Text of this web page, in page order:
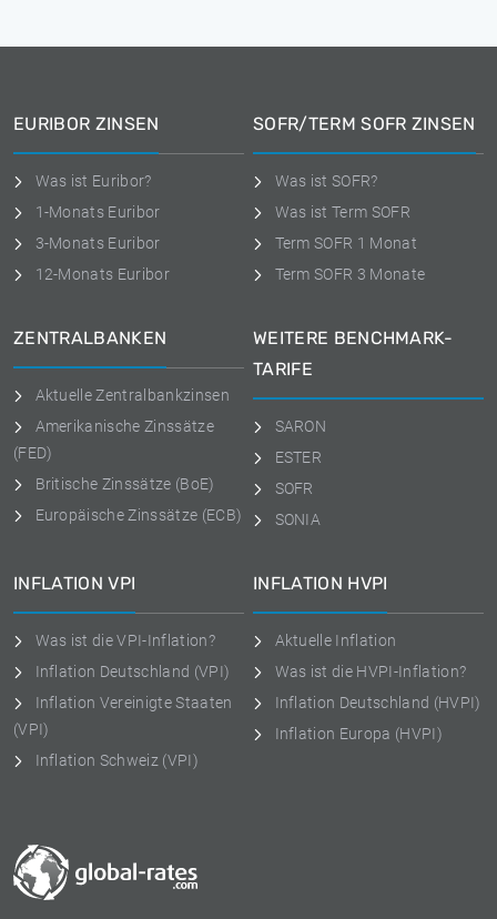
EURIBOR ZINSEN
Was ist Euribor?
1-Monats Euribor
3-Monats Euribor
12-Monats Euribor
SOFR/TERM SOFR ZINSEN
Was ist SOFR?
Was ist Term SOFR
Term SOFR 1 Monat
Term SOFR 3 Monate
ZENTRALBANKEN
Aktuelle Zentralbankzinsen
Amerikanische Zinssätze
(FED)
Britische Zinssätze (BoE)
Europäische Zinssätze (ECB)
WEITERE BENCHMARK-
TARIFE
SARON
ESTER
SOFR
SONIA
INFLATION VPI
Was ist die VPI-Inflation?
Inflation Deutschland (VPI)
Inflation Vereinigte Staaten
(VPI)
Inflation Schweiz (VPI)
INFLATION HVPI
Aktuelle Inflation
Was ist die HVPI-Inflation?
Inflation Deutschland (HVPI)
Inflation Europa (HVPI)